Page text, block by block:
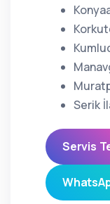
Serik
Servis